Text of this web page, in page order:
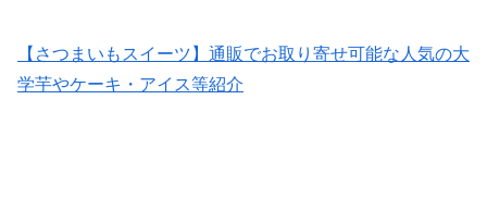
【さつまいもスイーツ】通販でお取り寄せ可能な人気の大
学芋やケーキ・アイス等紹介